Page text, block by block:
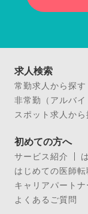
求人検索
常勤求人から探す
非常勤（アルバ
スポット求人から
初めての方へ
サービス紹介
はじめての医師
キャリアパートナ
よくあるご質問